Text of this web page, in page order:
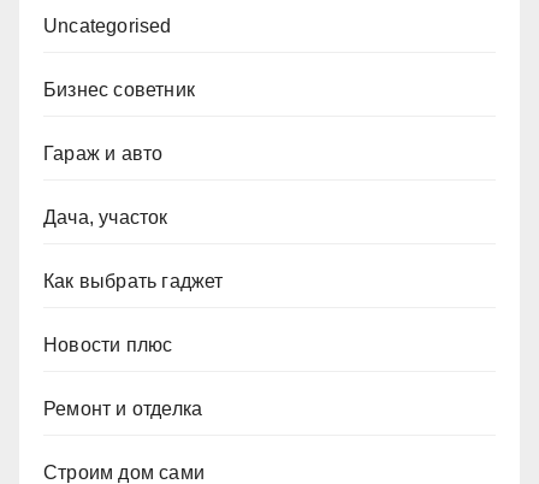
Uncategorised
Бизнес советник
Гараж и авто
Дача, участок
Как выбрать гаджет
Новости плюс
Ремонт и отделка
Строим дом сами